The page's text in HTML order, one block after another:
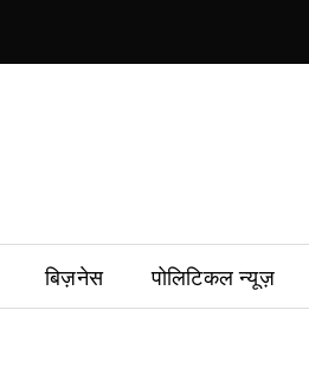
बिज़नेस पोलिटिकल न्यूज़